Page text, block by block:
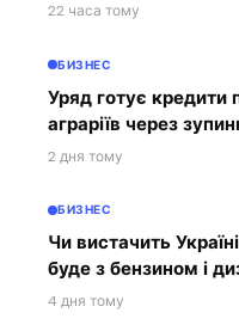
22 часа тому
БИЗНЕС
Уряд готує кредити
аграріїв через
2 дня тому
БИЗНЕС
Чи вистачить
буде з бензином і
4 дня тому